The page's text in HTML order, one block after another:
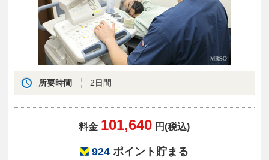
所要時間 2日間
料金 101,640 円(税込)
924 ポイント貯まる